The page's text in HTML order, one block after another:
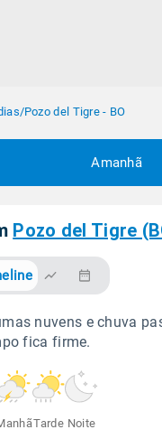
/Pozo del Tigre - BO
Amanhã
Pozo del Tigre
nuvens e chuva
fica firme.
Tarde Noite